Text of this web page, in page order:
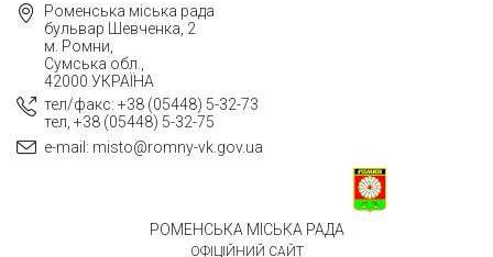
РОМЕНСЬКА МІСЬКА РАДА
ОФІЦІЙНИЙ САЙТ
Роменська міська рада
бульвар Шевченка, 2
м. Ромни,
Сумська обл.,
42000 УКРАЇНА
тел/факс: +38 (05448) 5-32-73
тел, +38 (05448) 5-32-75
e-mail: misto@romny-vk.gov.ua